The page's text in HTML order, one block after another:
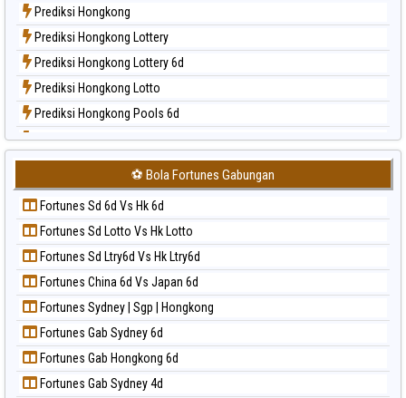
Paito Harian North Carolina Day
Paito Harian Pcso
Paito Harian Pennsylvania Day
Paito Harian Sao Paulo
Paito Harian Singapore
Paito Harian Sydney
Paito Harian Sydney Lottery
Paito Harian Sydney Lottery 6d
Paito Harian Sydney Lotto
Paito Harian Sydney Pools 6d
Paito Harian Taipei
Paito Harian Taiwan
Prediksi Hongkong
Prediksi Hongkong Lottery
Prediksi Hongkong Lottery 6d
Prediksi Hongkong Lotto
Prediksi Hongkong Pools 6d
Prediksi Japan
Prediksi Japan 6d
Prediksi Korea
Prediksi Kuda Lari
Prediksi Magnum Cambodia
Prediksi Nagoya
Prediksi North Carolina Day
Prediksi Pcso
Prediksi Sao Paulo
Prediksi Singapore
Prediksi Sydney
⚽ Bola Fortunes Gabungan
Fortunes Sd 6d Vs Hk 6d
Fortunes Sd Lotto Vs Hk Lotto
Fortunes Sd Ltry6d Vs Hk Ltry6d
Fortunes China 6d Vs Japan 6d
Fortunes Sydney | Sgp | Hongkong
Fortunes Gab Sydney 6d
Fortunes Gab Hongkong 6d
Fortunes Gab Sydney 4d